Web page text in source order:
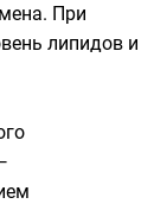
При
липидов и